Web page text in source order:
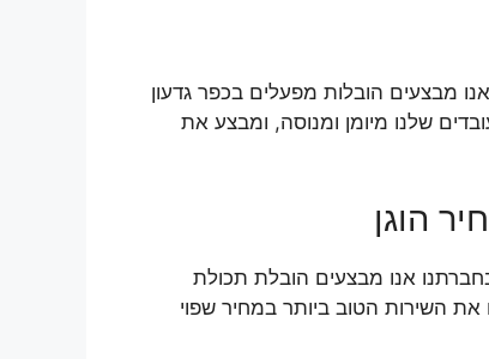
מבצעים הובלות מפעלים בכפר גדעון
שלנו מיומן ומנוסה, ומבצע את
הוגן
אנו מבצעים הובלת תכולת
את השירות הטוב ביותר במחיר שפוי